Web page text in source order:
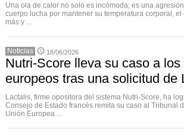
Una ola de calor no solo es incómoda; es una
cuerpo lucha por mantener su temperatura corporal,
más y ...
Noticias 18/06/2026
Nutri-Score lleva su caso a
europeos tras una solicitud de
Lactalis, firme opositora del sistema Nutri-Score, ha
Consejo de Estado francés remita su caso al Tribunal
Unión Europea ...